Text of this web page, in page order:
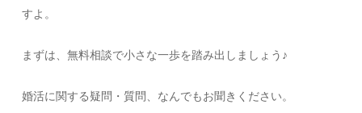
すよ。
まずは、無料相談で小さな一歩を踏み出しましょう♪
婚活に関する疑問・質問、なんでもお聞きください。